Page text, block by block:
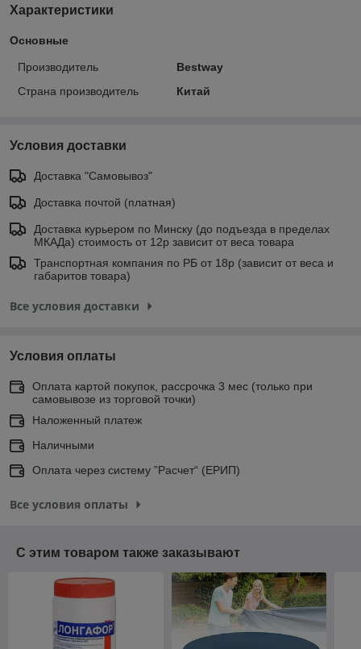
Характеристики
Основные
Производитель
Bestway
Страна производитель
Китай
Условия доставки
Доставка "Самовывоз"
Доставка почтой (платная)
Доставка курьером по Минску (до подъезда в пределах
МКАДа) стоимость от 12р зависит от веса товара
Транспортная компания по РБ от 18р (зависит от веса и
габаритов товара)
Все условия доставки
Условия оплаты
Оплата картой покупок, рассрочка 3 мес (только при
самовывозе из торговой точки)
Наложенный платеж
Наличными
Оплата через систему ”Расчет“ (ЕРИП)
Все условия оплаты
С этим товаром также заказывают